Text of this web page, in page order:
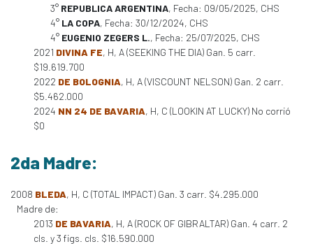
3° REPUBLICA ARGENTINA, Fecha: 09/05/2025, CHS
4° LA COPA, Fecha: 30/12/2024, CHS
4° EUGENIO ZEGERS L., Fecha: 25/07/2025, CHS
2021 DIVINA FE, H, A (SEEKING THE DIA) Gan. 5 carr.
$19.619.700
2022 DE BOLOGNIA, H, A (VISCOUNT NELSON) Gan. 2 carr.
$5.462.000
2024 NN 24 DE BAVARIA, H, C (LOOKIN AT LUCKY) No corrió
$0
2da Madre:
2008 BLEDA, H, C (TOTAL IMPACT) Gan. 3 carr. $4.295.000
Madre de:
2013 DE BAVARIA, H, A (ROCK OF GIBRALTAR) Gan. 4 carr. 2
cls. y 3 figs. cls. $16.590.000